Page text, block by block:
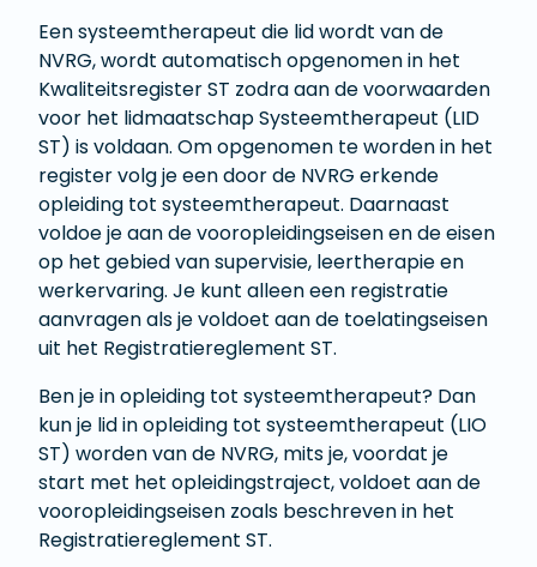
Een systeemtherapeut die lid wordt van de
NVRG, wordt automatisch opgenomen in het
Kwaliteitsregister ST zodra aan de voorwaarden
voor het lidmaatschap Systeemtherapeut (LID
ST) is voldaan. Om opgenomen te worden in het
register volg je een door de NVRG erkende
opleiding tot systeemtherapeut. Daarnaast
voldoe je aan de vooropleidingseisen en de eisen
op het gebied van supervisie, leertherapie en
werkervaring. Je kunt alleen een registratie
aanvragen als je voldoet aan de toelatingseisen
uit het Registratiereglement ST.
Ben je in opleiding tot systeemtherapeut? Dan
kun je lid in opleiding tot systeemtherapeut (LIO
ST) worden van de NVRG, mits je, voordat je
start met het opleidingstraject, voldoet aan de
vooropleidingseisen zoals beschreven in het
Registratiereglement ST.